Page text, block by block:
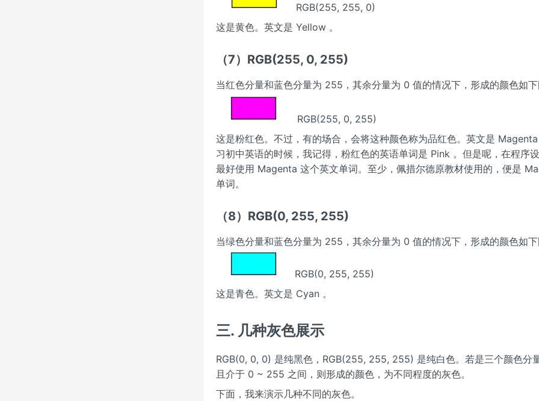
RGB(255, 255, 0)
这是黄色。英文是 Yellow 。
（7）RGB(255, 0, 255)
当红色分量和蓝色分量为 255，其余分量为 0 值的情况下，形成的颜色如
RGB(255, 0, 255)
这是粉红色。不过，有的场合，会将这种颜色称为品红色。英文是
习初中英语的时候，我记得，粉红色的英语单词是 Pink 。但是呢，在程序
最好使用 Magenta 这个英文单词。至少，佩措尔德原教材使用的，便是
单词。
（8）RGB(0, 255, 255)
当绿色分量和蓝色分量为 255，其余分量为 0 值的情况下，形成的颜色如
RGB(0, 255, 255)
这是青色。英文是 Cyan 。
三. 几种灰色展示
RGB(0, 0, 0) 是纯黑色，RGB(255, 255, 255) 是纯白色。若是三个颜色分
且介于 0 ~ 255 之间，则形成的颜色，为不同程度的灰色。
下面，我来演示几种不同的灰色。